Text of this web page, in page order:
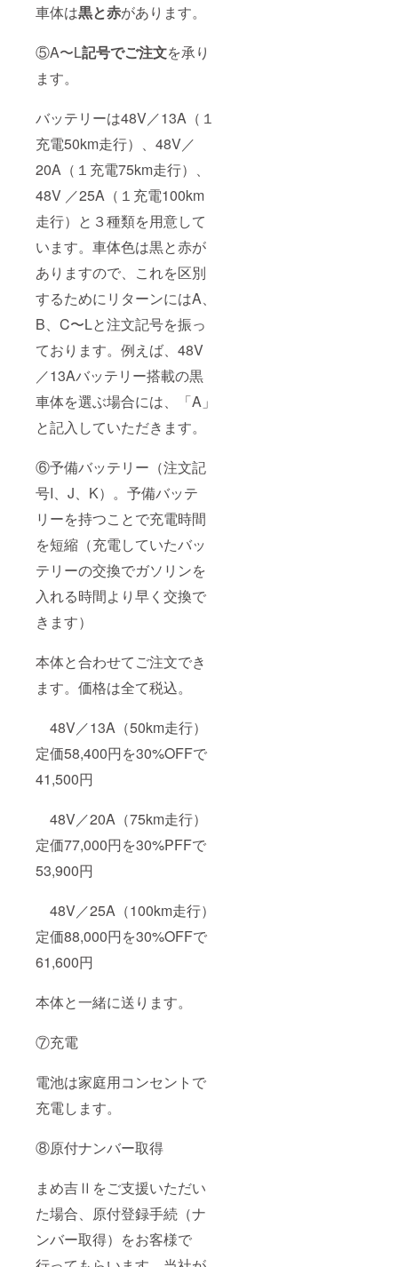
車体は黒と赤があります。
⑤A〜L記号でご注文を承り
ます。
バッテリーは48V／13A（１
充電50km走行）、48V／
20A（１充電75km走行）、
48V ／25A（１充電100km
走行）と３種類を用意して
います。車体色は黒と赤が
ありますので、これを区別
するためにリターンにはA、
B、C〜Lと注文記号を振っ
ております。例えば、48V
／13Aバッテリー搭載の黒
車体を選ぶ場合には、「A」
と記入していただきます。
⑥予備バッテリー（注文記
号I、J、K）。予備バッテ
リーを持つことで充電時間
を短縮（充電していたバッ
テリーの交換でガソリンを
入れる時間より早く交換で
きます）
本体と合わせてご注文でき
ます。価格は全て税込。
48V／13A（50km走行）
定価58,400円を30%OFFで
41,500円
48V／20A（75km走行）
定価77,000円を30%PFFで
53,900円
48V／25A（100km走行）
定価88,000円を30%OFFで
61,600円
本体と一緒に送ります。
⑦充電
電池は家庭用コンセントで
充電します。
⑧原付ナンバー取得
まめ吉Ⅱをご支援いただい
た場合、原付登録手続（ナ
ンバー取得）をお客様で